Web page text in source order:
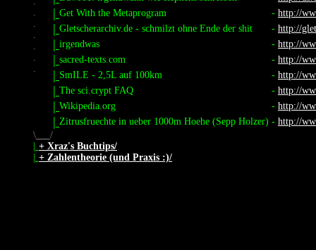
.
.
.
.
.
.
| Get With the Metaprogram - http://
| Gletscherarchiv.de - schmilzt ohne Ende der shit - http://
| irgendwas - http://
| sacred-texts.com - http://
| SmILE - 2,5L auf 100km - http://
| The sci.crypt FAQ - http://
| Wikipedia.org - http://
| Zitrusfruechte in ueber 1000m Hoehe (Sepp Holzer) - http://
\
/
+ Xraz's Buchtips/
+ Zahlentheorie (und Praxis :)/